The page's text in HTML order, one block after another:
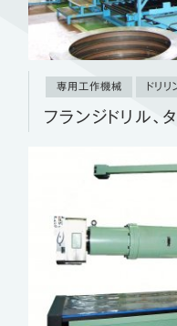
専用工作機械 ドリ
フランジドリル、